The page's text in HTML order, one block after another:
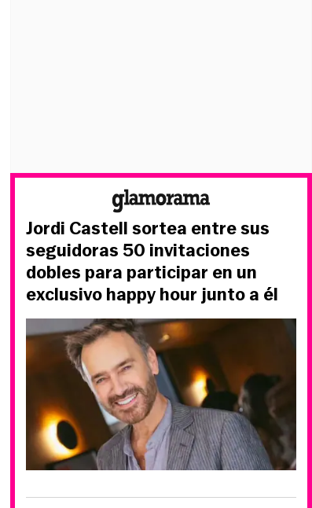
Jordi Castell sortea entre sus
seguidoras 50 invitaciones
dobles para participar en un
exclusivo happy hour junto a él